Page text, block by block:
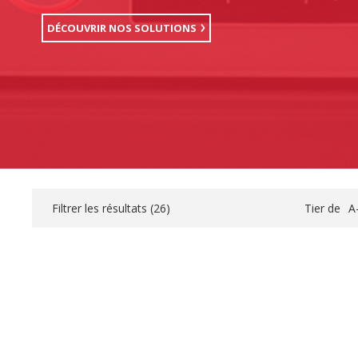
DÉCOUVRIR NOS SOLUTIONS
Filtrer les résultats (26) Tier de